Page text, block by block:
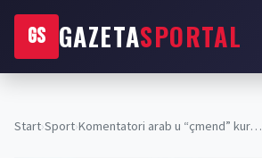
GS GAZETASPORTAL
Start›Sport›Komentatori arab u “çmend” kur…